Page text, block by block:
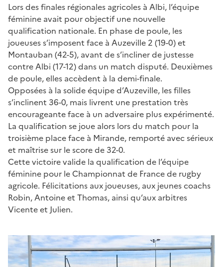
Lors des finales régionales agricoles à Albi, l’équipe
féminine avait pour objectif une nouvelle
qualification nationale. En phase de poule, les
joueuses s’imposent face à Auzeville 2 (19-0) et
Montauban (42-5), avant de s’incliner de justesse
contre Albi (17-12) dans un match disputé. Deuxièmes
de poule, elles accèdent à la demi-finale.
Opposées à la solide équipe d’Auzeville, les filles
s’inclinent 36-0, mais livrent une prestation très
encourageante face à un adversaire plus expérimenté.
La qualification se joue alors lors du match pour la
troisième place face à Mirande, remporté avec sérieux
et maîtrise sur le score de 32-0.
Cette victoire valide la qualification de l’équipe
féminine pour le Championnat de France de rugby
agricole. Félicitations aux joueuses, aux jeunes coachs
Robin, Antoine et Thomas, ainsi qu’aux arbitres
Vicente et Julien.